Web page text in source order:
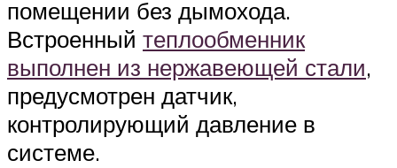
помещении без дымохода.
Встроенный теплообменник
выполнен из нержавеющей стали,
предусмотрен датчик,
контролирующий давление в
системе.